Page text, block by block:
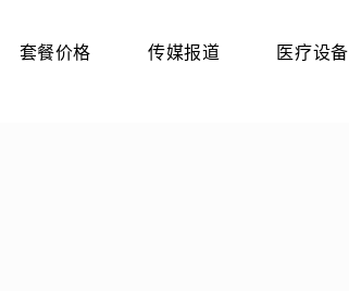
套餐价格 传媒报道 医疗设备